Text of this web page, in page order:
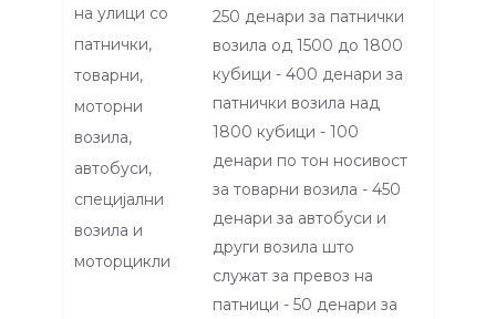
на улици со
патнички,
товарни,
моторни
возила,
автобуси,
специјални
возила и
моторцикли
250 денари за патнички
возила од 1500 до 1800
кубици - 400 денари за
патнички возила над
1800 кубици - 100
денари по тон носивост
за товарни возила - 450
денари за автобуси и
други возила што
служат за превоз на
патници - 50 денари за